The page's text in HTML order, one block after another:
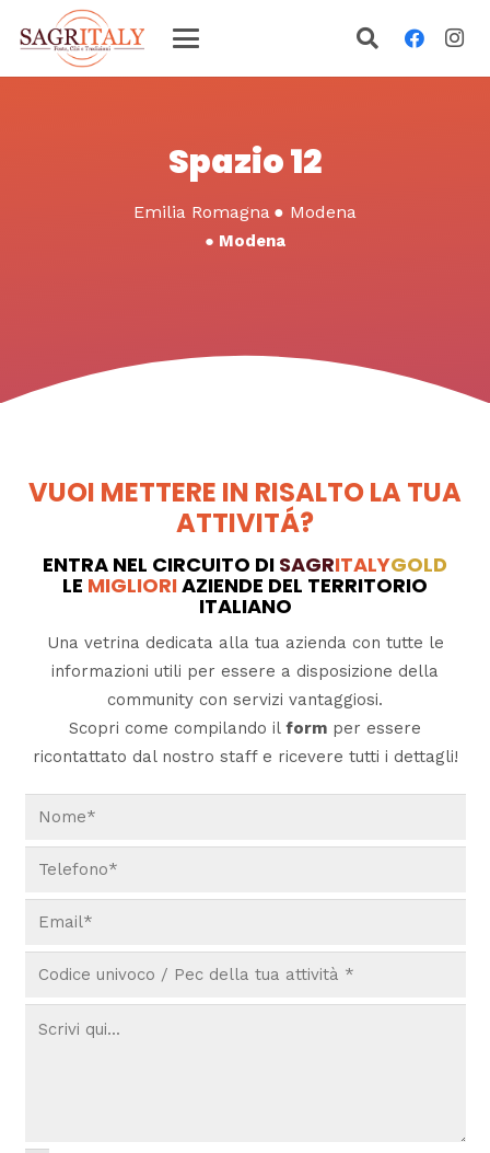
Spazio 12
Emilia Romagna ● Modena
● Modena
VUOI METTERE IN RISALTO LA TUA
ATTIVITÁ?
ENTRA NEL CIRCUITO DI SAGRITALYGOLD
LE MIGLIORIAZIENDE DEL TERRITORIO
ITALIANO
Una vetrina dedicata alla tua azienda con tutte le
informazioni utili per essere a disposizione della
community con servizi vantaggiosi.
Scopri come compilando il form per essere
ricontattato dal nostro staff e ricevere tutti i dettagli!